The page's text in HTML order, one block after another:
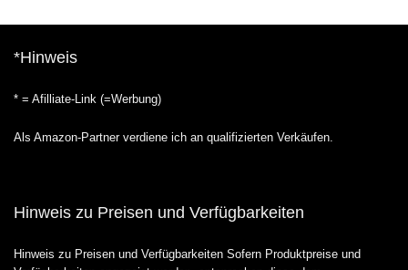
*Hinweis
* = Afilliate-Link (=Werbung)
Als Amazon-Partner verdiene ich an qualifizierten Verkäufen.
Hinweis zu Preisen und Verfügbarkeiten
Hinweis zu Preisen und Verfügbarkeiten Sofern Produktpreise und